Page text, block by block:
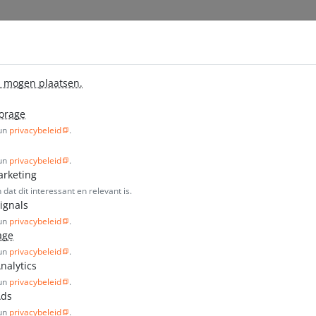
product?
plaatsen.
privacybeleid .
privacybeleid .
dit interessant en relevant is.
privacybeleid .
privacybeleid .
privacybeleid .
privacybeleid .